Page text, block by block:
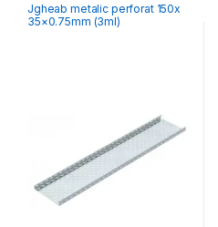
Jgheab metalic perforat 150x
35×0.75mm (3ml)